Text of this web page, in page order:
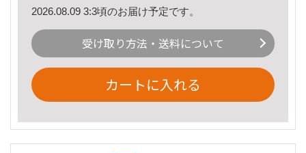
2026.08.09 3:3頃のお届け予定です。
受け取り方法・送料について
カートに入れる